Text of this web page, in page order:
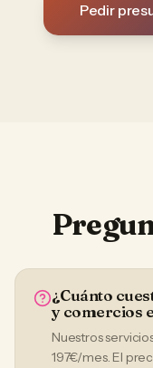
Pedir
¿Cuánto
y comercios
Nuestros
197€/mes. El